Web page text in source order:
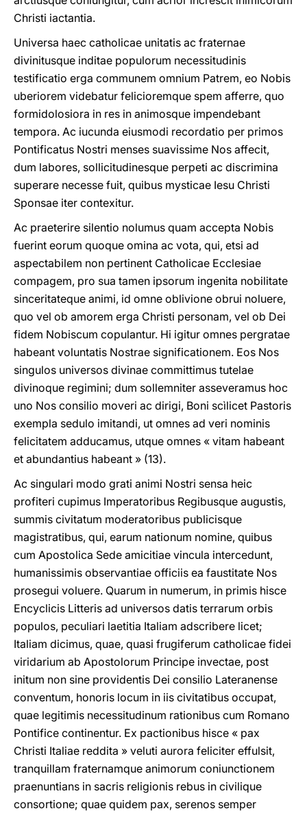
Christi iactantia.
Universa haec catholicae unitatis ac fraternae
divinitusque inditae populorum necessitudinis
testificatio erga communem omnium Patrem, eo Nobis
uberiorem videbatur felicioremque spem afferre, quo
formidolosiora in res in animosque impendebant
tempora. Ac iucunda eiusmodi recordatio per primos
Pontificatus Nostri menses suavissime Nos affecit,
dum labores, sollicitudinesque perpeti ac discrimina
superare necesse fuit, quibus mysticae Iesu Christi
Sponsae iter contexitur.
Ac praeterire silentio nolumus quam accepta Nobis
fuerint eorum quoque omina ac vota, qui, etsi ad
aspectabilem non pertinent Catholicae Ecclesiae
compagem, pro sua tamen ipsorum ingenita nobilitate
sinceritateque animi, id omne oblivione obrui noluere,
quo vel ob amorem erga Christi personam, vel ob Dei
fidem Nobiscum copulantur. Hi igitur omnes pergratae
habeant voluntatis Nostrae significationem. Eos Nos
singulos universos divinae committimus tutelae
divinoque regimini; dum sollemniter asseveramus hoc
uno Nos consilio moveri ac dirigi, Boni scìlicet Pastoris
exempla sedulo imitandi, ut omnes ad veri nominis
felicitatem adducamus, utque omnes « vitam habeant
et abundantius habeant » (13).
Ac singulari modo grati animi Nostri sensa heic
profiteri cupimus Imperatoribus Regibusque augustis,
summis civitatum moderatoribus publicisque
magistratibus, qui, earum nationum nomine, quibus
cum Apostolica Sede amicitiae vincula intercedunt,
humanissimis observantiae officiis ea faustitate Nos
prosegui voluere. Quarum in numerum, in primis hisce
Encyclicis Litteris ad universos datis terrarum orbis
populos, peculiari laetitia Italiam adscribere licet;
Italiam dicimus, quae, quasi frugiferum catholicae fidei
viridarium ab Apostolorum Principe invectae, post
initum non sine providentis Dei consilio Lateranense
conventum, honoris locum in iis civitatibus occupat,
quae legitimis necessitudinum rationibus cum Romano
Pontifice continentur. Ex pactionibus hisce « pax
Christi Italiae reddita » veluti aurora feliciter effulsit,
tranquillam fraternamque animorum coniunctionem
praenuntians in sacris religionis rebus in civilique
consortione; quae quidem pax, serenos semper